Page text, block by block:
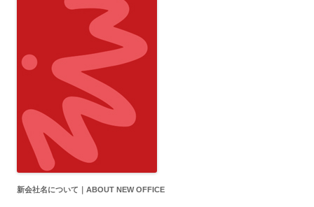
新会社名について｜ABOUT NEW OFFICE